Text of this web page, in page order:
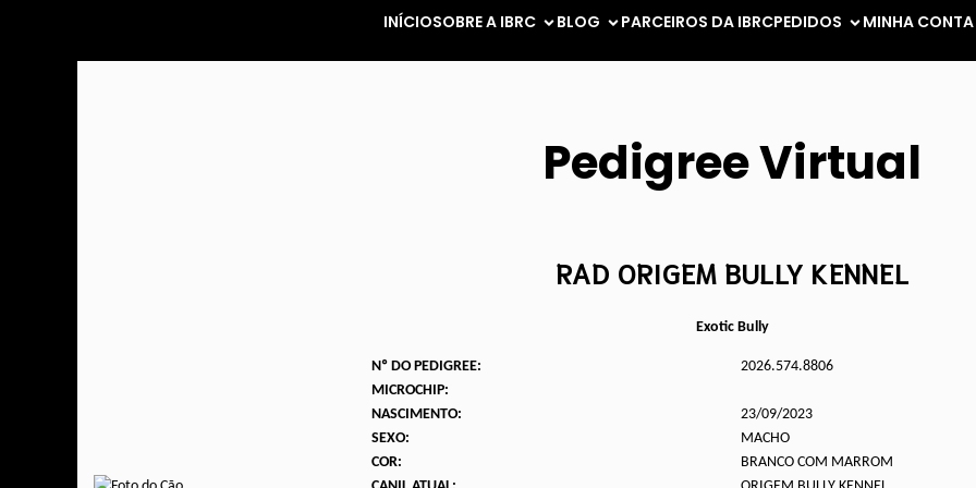
INÍCIOSOBRE A IBRC BLOG PARCEIROS DA IBRCPEDIDOS MINHA CONTA
Pedigree Virtual
RAD ORIGEM BULLY KENNEL
Exotic Bully
Nº DO PEDIGREE:
2026.574.8806
MICROCHIP:
NASCIMENTO:
23/09/2023
SEXO:
MACHO
COR:
BRANCO COM MARROM